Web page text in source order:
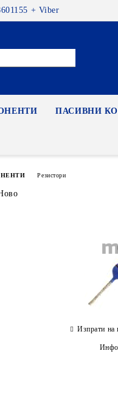
+ Viber
ПАСИВНИ
Резистори
Изпрати на